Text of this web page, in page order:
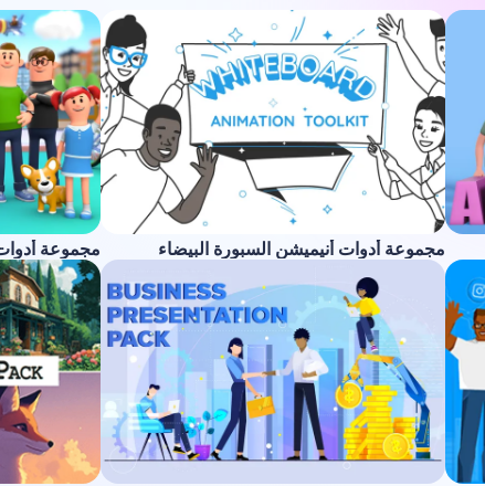
مجموعة أدوات أنيميشن السبورة البيضاء مجموعة أدوات